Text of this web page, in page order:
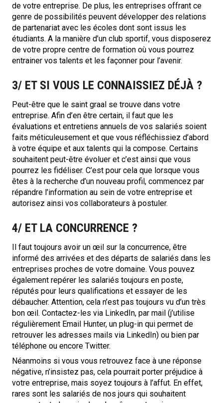
de votre entreprise. De plus, les entreprises offrant ce
genre de possibilités peuvent développer des relations
de partenariat avec les écoles dont sont issus les
étudiants. A la manière d’un club sportif, vous disposerez
de votre propre centre de formation où vous pourrez
entrainer vos talents et les façonner pour l’avenir.
3/ ET SI VOUS LE CONNAISSIEZ DÉJÀ ?
Peut-être que le saint graal se trouve dans votre
entreprise. Afin d’en être certain, il faut que les
évaluations et entretiens annuels de vos salariés soient
faits méticuleusement et que vous réfléchissiez d’abord
à votre équipe et aux talents qui la compose. Certains
souhaitent peut-être évoluer et c’est ainsi que vous
pourrez les fidéliser. C’est pour cela que lorsque vous
êtes à la recherche d’un nouveau profil, commencez par
répandre l’information au sein de votre entreprise et
autorisez ainsi vos collaborateurs à postuler.
4/ ET LA CONCURRENCE ?
Il faut toujours avoir un œil sur la concurrence, être
informé des arrivées et des départs de salariés dans les
entreprises proches de votre domaine. Vous pouvez
également repérer les salariés toujours en poste,
réputés pour leurs qualifications et essayer de les
débaucher. Attention, cela n’est pas toujours vu d’un très
bon œil. Contactez-les via LinkedIn, par mail (j’utilise
régulièrement Email Hunter, un plug-in qui permet de
retrouver les adresses mails via LinkedIn) ou bien par
téléphone ou encore Twitter.
Néanmoins si vous vous retrouvez face à une réponse
négative, n’insistez pas, cela pourrait porter préjudice à
votre entreprise, mais soyez toujours à l’affut. En effet,
rares sont les salariés de nos jours qui souhaitent